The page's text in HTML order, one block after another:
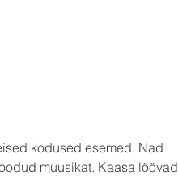
kodused esemed. Nad
muusikat. Kaasa löövad